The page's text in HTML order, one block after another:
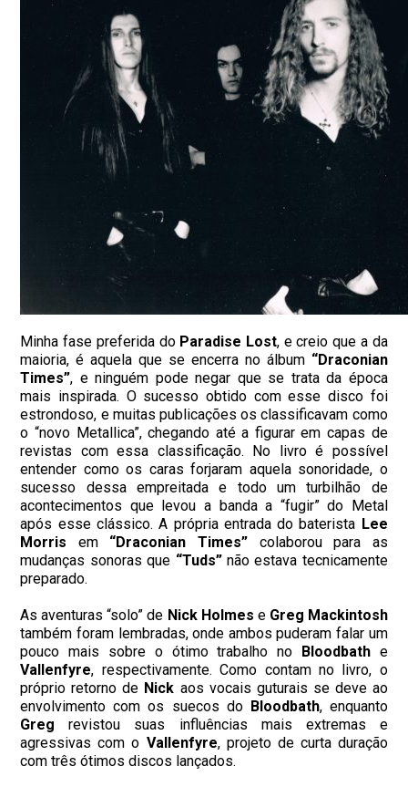
Minha fase preferida do Paradise Lost, e creio que a da
maioria, é aquela que se encerra no álbum “Draconian
Times”, e ninguém pode negar que se trata da época
mais inspirada. O sucesso obtido com esse disco foi
estrondoso, e muitas publicações os classificavam como
o “novo Metallica”, chegando até a figurar em capas de
revistas com essa classificação. No livro é possível
entender como os caras forjaram aquela sonoridade, o
sucesso dessa empreitada e todo um turbilhão de
acontecimentos que levou a banda a “fugir” do Metal
após esse clássico. A própria entrada do baterista Lee
Morris em “Draconian Times” colaborou para as
mudanças sonoras que “Tuds”não estava tecnicamente
preparado.
As aventuras “solo” de Nick Holmes e Greg Mackintosh
também foram lembradas, onde ambos puderam falar um
pouco mais sobre o ótimo trabalho no Bloodbath e
Vallenfyre, respectivamente. Como contam no livro, o
próprio retorno de Nick aos vocais guturais se deve ao
envolvimento com os suecos do Bloodbath, enquanto
Gregrevistou suas influências mais extremas e
agressivas com o Vallenfyre, projeto de curta duração
com três ótimos discos lançados.